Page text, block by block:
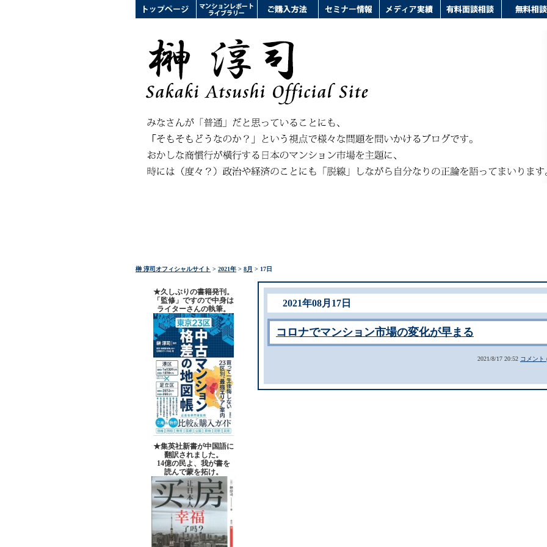
榊 淳司オフィシャルサイト > 2021年 > 8月 > 17日
★久しぶりの書籍発刊。
「監修」ですので中身は
ライターさんの執筆。
★集英社新書が中国語に
翻訳されました。
14億の民よ、我が書を
読んで蒙を拓け。
2021年08月17日
コロナでマンション市場の変化が早まる
2021/8/17 20:52 コメント